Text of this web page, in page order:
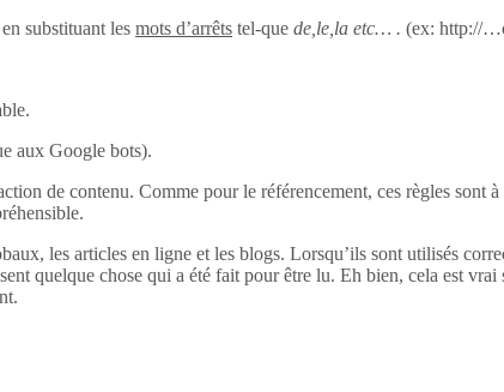
substituant les mots d’arrêts tel-que de,le,la etc… . (ex: http://
aux Google bots).
de contenu. Comme pour le référencement, ces règles sont
les articles en ligne et les blogs. Lorsqu’ils sont utilisés
quelque chose qui a été fait pour être lu. Eh bien, cela est